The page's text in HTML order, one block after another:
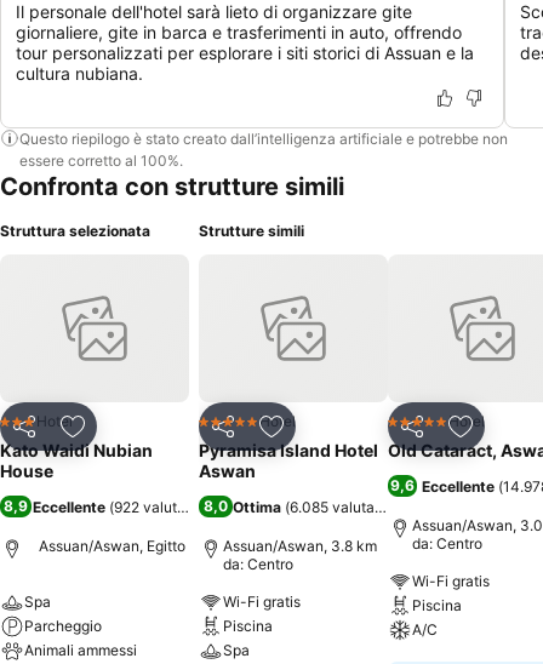
Il personale dell'hotel sarà lieto di organizzare gite
giornaliere, gite in barca e trasferimenti in auto, offrendo
tour personalizzati per esplorare i siti storici di Assuan e la
cultura nubiana.
Questo riepilogo è stato creato dall’intelligenza artificiale e potrebbe non
essere corretto al 100%.
Confronta con strutture simili
Struttura selezionata
CondividiAggiungi ai preferiti
3 StelleHotel
Kato Waidi Nubian
House
8,9 Eccellente (922 valutazioni)
Assuan/Aswan, Egitto
Spa
Parcheggio
Animali ammessi
Strutture simili
CondividiAggiungi ai preferiti
5 Stelle Hotel
Pyramisa Island Hotel
Aswan
8,0 Ottima (6.085 valutazioni
Assuan/Aswan, 3.8 km
da: Centro
Wi-Fi gratis
Piscina
Spa
Condividi
5 Stelle Hotel
Old Cataract,
9,6 Eccellente (
Assuan/Aswan,
da: Centro
Wi-Fi gratis
Piscina
A/C